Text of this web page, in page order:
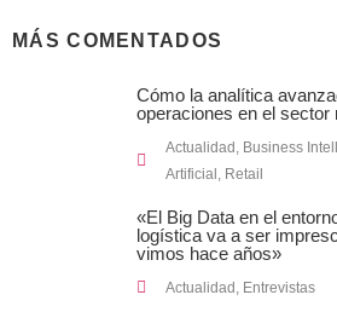
MÁS COMENTADOS
Cómo la analítica
operaciones en el sector
Actualidad Business
Artificial Retail
«El Big Data en el
logística va a ser
vimos hace años»
Actualidad Entrevistas